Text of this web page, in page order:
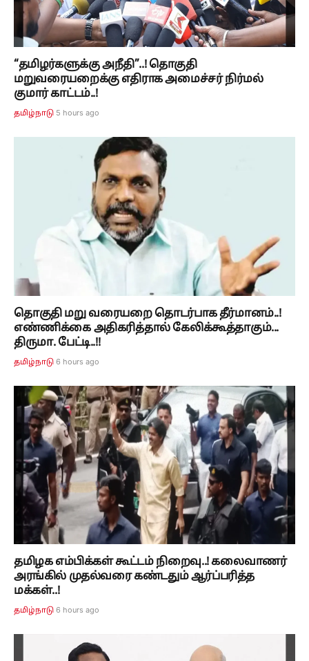
“தமிழர்களுக்கு அநீதி”..! தொகுதி
மறுவரையறைக்கு எதிராக அமைச்சர் நிர்மல்
குமார் காட்டம்..!
தமிழ்நாடு 5 hours ago
தொகுதி மறு வரையறை தொடர்பாக தீர்மானம்..!
எண்ணிக்கை அதிகரித்தால் கேலிக்கூத்தாகும்...
திருமா. பேட்டி..!!
தமிழ்நாடு 6 hours ago
தமிழக எம்பிக்கள் கூட்டம் நிறைவு..! கலைவாணர்
அரங்கில் முதல்வரை கண்டதும் ஆர்ப்பரித்த
மக்கள்..!
தமிழ்நாடு 6 hours ago